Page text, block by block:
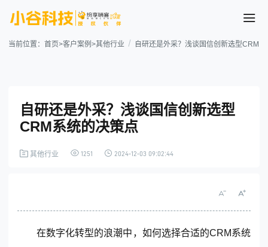
当前位置：首页>客户案例>其他行业 自研还是外采？浅谈国信创新选型CRM系
自研还是外采？浅谈国信创新选型
CRM系统的决策点
其他行业 1251 2024-12-03 09:02:44
在数字化转型的浪潮中，如何选择合适的CRM系统